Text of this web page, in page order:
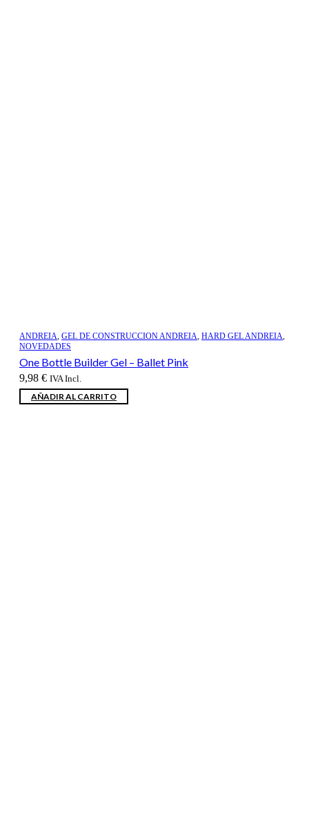
ANDREIA, GEL DE CONSTRUCCION ANDREIA, HARD GEL ANDREIA,
NOVEDADES
One Bottle Builder Gel – Ballet Pink
9,98 € IVA Incl.
AÑADIR AL CARRITO